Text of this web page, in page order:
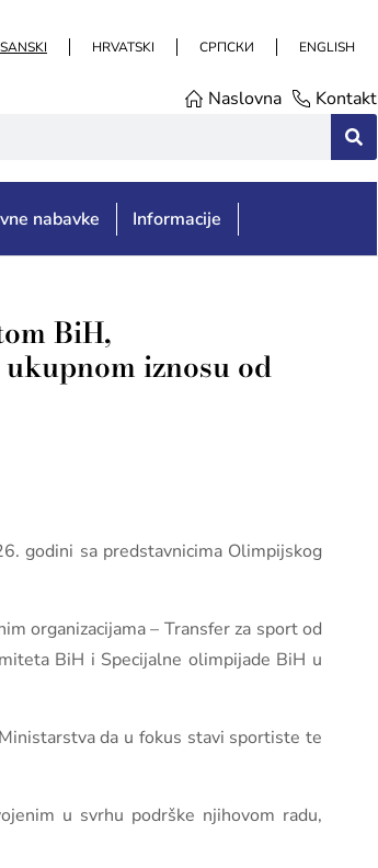
HRVATSKI СРПСКИ ENGLISH
Naslovna Kontakt
nabavke Informacije
BiH,
iznosu od
godini sa predstavnicima Olimpijskog
organizacijama – Transfer za sport od
BiH i Specijalne olimpijade BiH u
da u fokus stavi sportiste te
u svrhu podrške njihovom radu,